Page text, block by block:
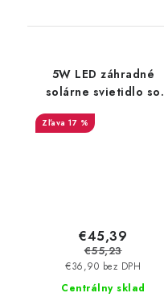
5W LED záhradné
solárne svietidlo so
svetelným senzorom -
400lm - čierne
17 %
Centrálny sklad
€36,90 bez DPH
€45,39
€55,23